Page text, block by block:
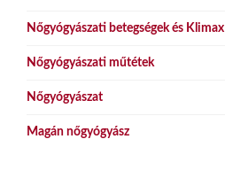
Nőgyógyászati betegségek és Klimax
Nőgyógyászati műtétek
Nőgyógyászat
Magán nőgyógyász